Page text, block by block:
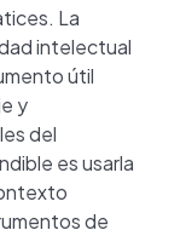
La
intelectual
útil
y
del
es usarla
de